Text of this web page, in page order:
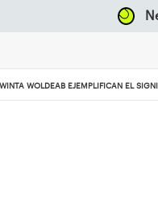
WOLDEAB EJEMPLIFICAN EL